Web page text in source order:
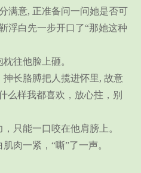
满意, 正准备问一问她是否可
浮白先一步开口了“那她这种
往他脸上砸。
长胳膊把人揽进怀里, 故意
么样我都喜欢，放心拄，别
只能一口咬在他肩膀上。
肉一紧，“嘶”了一声。